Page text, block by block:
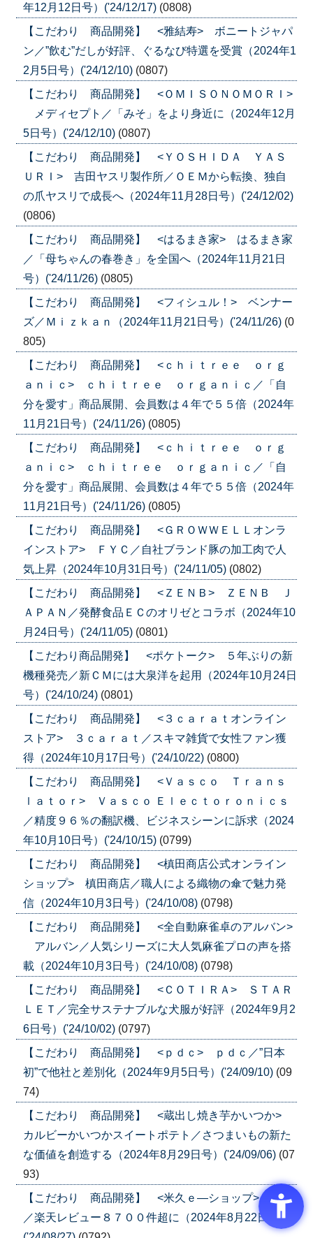
年12月12日号）('24/12/17) (0808)
【こだわり 商品開発】 <雅結寿> ボニートジャパ
ン／”飲む”だしが好評、ぐるなび特選を受賞（2024年1
2月5日号）('24/12/10) (0807)
【こだわり 商品開発】 <ＯＭＩＳＯＮＯＭＯＲＩ>
メディセプト／「みそ」をより身近に（2024年12月
5日号）('24/12/10) (0807)
【こだわり 商品開発】 <ＹＯＳＨＩＤＡ ＹＡＳ
ＵＲＩ> 吉田ヤスリ製作所／ＯＥＭから転換、独自
の爪ヤスリで成長へ（2024年11月28日号）('24/12/02)
(0806)
【こだわり 商品開発】 <はるまき家> はるまき家
／「母ちゃんの春巻き」を全国へ（2024年11月21日
号）('24/11/26) (0805)
【こだわり 商品開発】 <フィシュル！> ベンナー
ズ／Ｍｉｚｋａｎ（2024年11月21日号）('24/11/26) (0
805)
【こだわり 商品開発】 <ｃｈｉｔｒｅｅ ｏｒｇ
ａｎｉｃ> ｃｈｉｔｒｅｅ ｏｒｇａｎｉｃ／「自
分を愛す」商品展開、会員数は４年で５５倍（2024年
11月21日号）('24/11/26) (0805)
【こだわり 商品開発】 <ｃｈｉｔｒｅｅ ｏｒｇ
ａｎｉｃ> ｃｈｉｔｒｅｅ ｏｒｇａｎｉｃ／「自
分を愛す」商品展開、会員数は４年で５５倍（2024年
11月21日号）('24/11/26) (0805)
【こだわり 商品開発】 <ＧＲＯＷＷＥＬＬオンラ
インストア> ＦＹＣ／自社ブランド豚の加工肉で人
気上昇（2024年10月31日号）('24/11/05) (0802)
【こだわり 商品開発】 <ＺＥＮＢ> ＺＥＮＢ Ｊ
ＡＰＡＮ／発酵食品ＥＣのオリゼとコラボ（2024年10
月24日号）('24/11/05) (0801)
【こだわり商品開発】 <ポケトーク> ５年ぶりの新
機種発売／新ＣＭには大泉洋を起用（2024年10月24日
号）('24/10/24) (0801)
【こだわり 商品開発】 <３ｃａｒａｔオンライン
ストア> ３ｃａｒａｔ／スキマ雑貨で女性ファン獲
得（2024年10月17日号）('24/10/22) (0800)
【こだわり 商品開発】 <Ｖａｓｃｏ Ｔｒａｎｓ
ｌａｔｏｒ> Ｖａｓｃｏ Ｅｌｅｃｔｏｒｏｎｉｃｓ
／精度９６％の翻訳機、ビジネスシーンに訴求（2024
年10月10日号）('24/10/15) (0799)
【こだわり 商品開発】 <槙田商店公式オンライン
ショップ> 槙田商店／職人による織物の傘で魅力発
信（2024年10月3日号）('24/10/08) (0798)
【こだわり 商品開発】 <全自動麻雀卓のアルバン>
アルバン／人気シリーズに大人気麻雀プロの声を搭
載（2024年10月3日号）('24/10/08) (0798)
【こだわり 商品開発】 <ＣＯＴＩＲＡ> ＳＴＡＲ
ＬＥＴ／完全サステナブルな犬服が好評（2024年9月2
6日号）('24/10/02) (0797)
【こだわり 商品開発】 <ｐｄｃ> ｐｄｃ／”日本
初”で他社と差別化（2024年9月5日号）('24/09/10) (09
74)
【こだわり 商品開発】 <蔵出し焼き芋かいつか>
カルビーかいつかスイートポテト／さつまいもの新た
な価値を創造する（2024年8月29日号）('24/09/06) (07
93)
【こだわり 商品開発】 <米久ｅ―ショップ> 米久
／楽天レビュー８７００件超に（2024年8月22日号）